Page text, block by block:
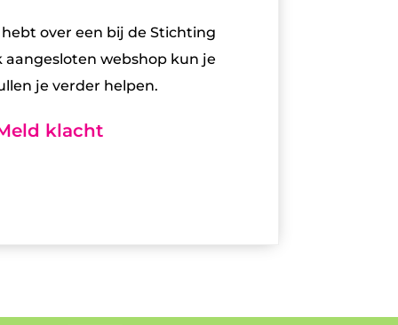
over een bij de Stichting
webshop kun je
je verder helpen.
klacht